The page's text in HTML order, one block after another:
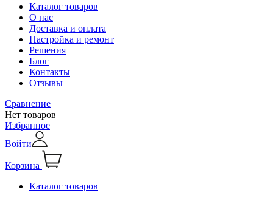
Каталог товаров
О нас
Доставка и оплата
Настройка и ремонт
Решения
Блог
Контакты
Отзывы
Сравнение
Нет товаров
Избранное
Войти
Корзина
Каталог товаров